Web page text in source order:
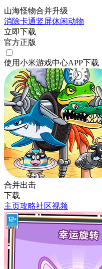
山海怪物合并升级
消除卡通竖屏休闲动物
立即下载
官方正版
使用小米游戏中心APP下载
合并出击
下载
主页攻略社区视频